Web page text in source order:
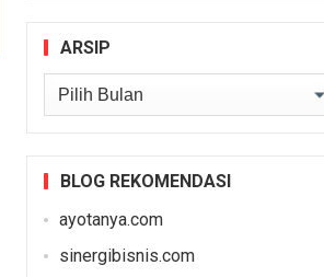
ARSIP
Arsip
BLOG REKOMENDASI
ayotanya.com
sinergibisnis.com